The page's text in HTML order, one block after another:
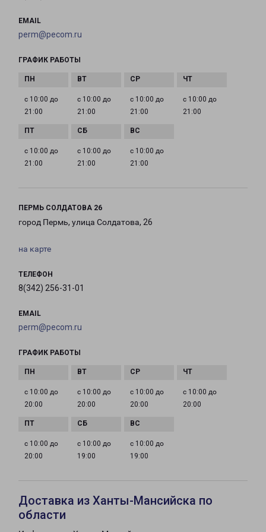
EMAIL
perm@pecom.ru
ГРАФИК РАБОТЫ
с 10:00 до
21:00
с 10:00 до
21:00
с 10:00 до
21:00
с 10:00 до
21:00
с 10:00 до
21:00
с 10:00 до
21:00
с 10:00 до
21:00
ПЕРМЬ СОЛДАТОВА 26
город Пермь, улица Солдатова, 26
на карте
ТЕЛЕФОН
8(342) 256-31-01
EMAIL
perm@pecom.ru
ГРАФИК РАБОТЫ
с 10:00 до
20:00
с 10:00 до
20:00
с 10:00 до
20:00
с 10:00 до
20:00
с 10:00 до
20:00
с 10:00 до
19:00
с 10:00 до
19:00
Доставка из Ханты-Мансийска по
области